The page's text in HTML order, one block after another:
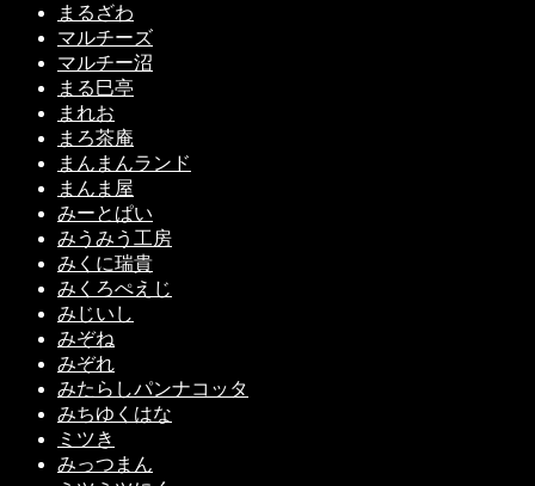
まるざわ
マルチーズ
マルチー沼
まる巳亭
まれお
まろ茶庵
まんまんランド
まんま屋
みーとぱい
みうみう工房
みくに瑞貴
みくろぺえじ
みじいし
みぞね
みぞれ
みたらしパンナコッタ
みちゆくはな
ミツき
みっつまん